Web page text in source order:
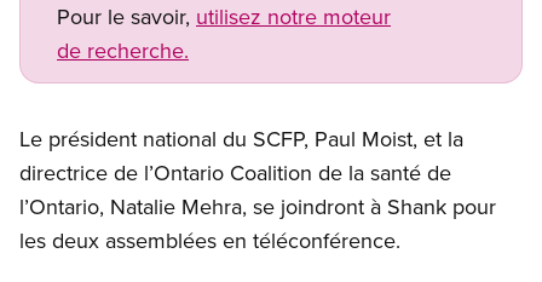
Pour le savoir, utilisez notre moteur
de recherche.
Le président national du SCFP, Paul Moist, et la
directrice de l’Ontario Coalition de la santé de
l’Ontario, Natalie Mehra, se joindront à Shank pour
les deux assemblées en téléconférence.